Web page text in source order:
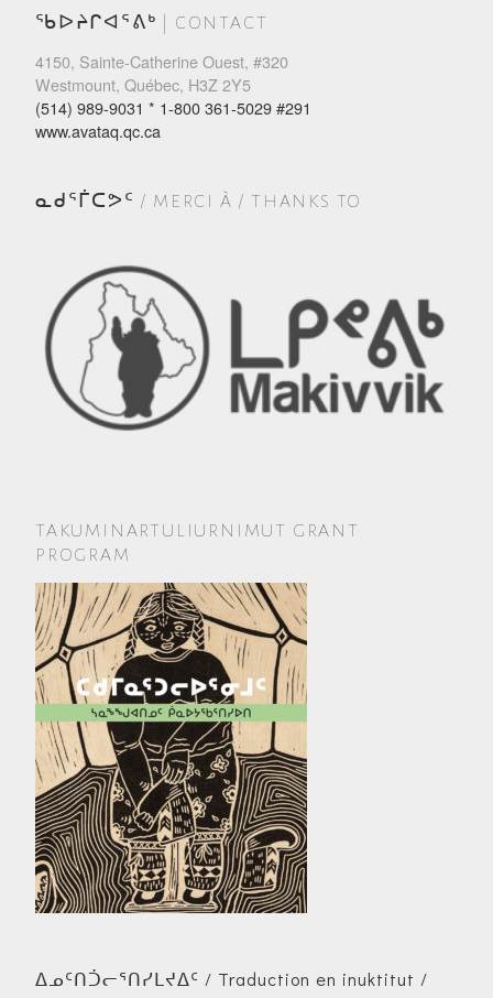
ᖃᐅᔨᒋᐊᕐᕕᒃ | CONTACT
4150, Sainte-Catherine Ouest, #320
Westmount, Québec, H3Z 2Y5
(514) 989-9031 * 1-800 361-5029 #291
www.avataq.qc.ca
ᓇᑯᕐᒦᑕᕗᑦ / MERCI À / THANKS TO
TAKUMINARTULIURNIMUT GRANT
PROGRAM
ᐃᓄᑦᑎᑑᓕᕐᑎᓯᒪᔪᐃᑦ / Traduction en inuktitut /